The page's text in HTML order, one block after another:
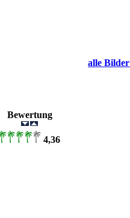
alle Bilder
Bewertung
4,36